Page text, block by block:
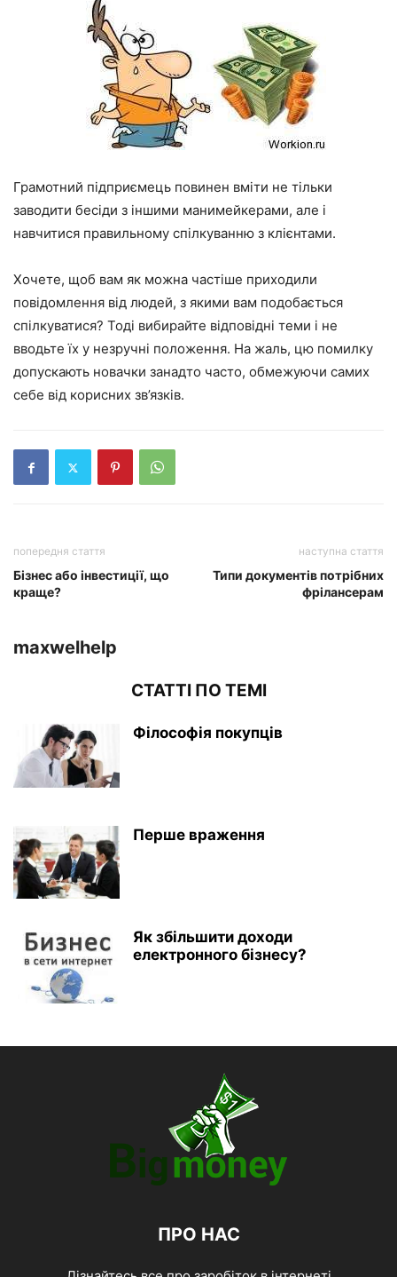
Грамотний підприємець повинен вміти не тільки
заводити бесіди з іншими манимейкерами, але і
навчитися правильному спілкуванню з клієнтами.
Хочете, щоб вам як можна частіше приходили
повідомлення від людей, з якими вам подобається
спілкуватися? Тоді вибирайте відповідні теми і не
вводьте їх у незручні положення. На жаль, цю помилку
допускають новачки занадто часто, обмежуючи самих
себе від корисних зв’язків.
попередня стаття
Бізнес або інвестиції, що
краще?
наступна стаття
Типи документів потрібних
фрілансерам
maxwelhelp
СТАТТІ ПО ТЕМІ
Філософія покупців
Перше враження
Як збільшити доходи
електронного бізнесу?
ПРО НАС